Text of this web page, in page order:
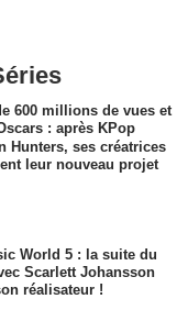
600 millions de vues et
: après KPop
Hunters, ses créatrices
leur nouveau projet
World 5 : la suite du
Scarlett Johansson
réalisateur !